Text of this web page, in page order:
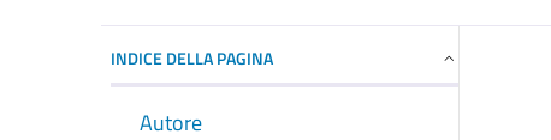
INDICE DELLA PAGINA
Autore